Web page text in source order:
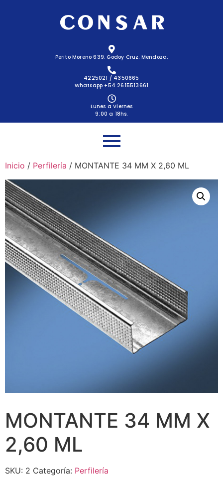
Perito Moreno 639. Godoy Cruz. Mendoza.
4225021 / 4350665
Whatsapp +54 2615513661
Lunes a Viernes
9:00 a 18hs.
Inicio / Perfilería / MONTANTE 34 MM X 2,60 ML
MONTANTE 34 MM X
2,60 ML
SKU: 2 Categoría: Perfilería